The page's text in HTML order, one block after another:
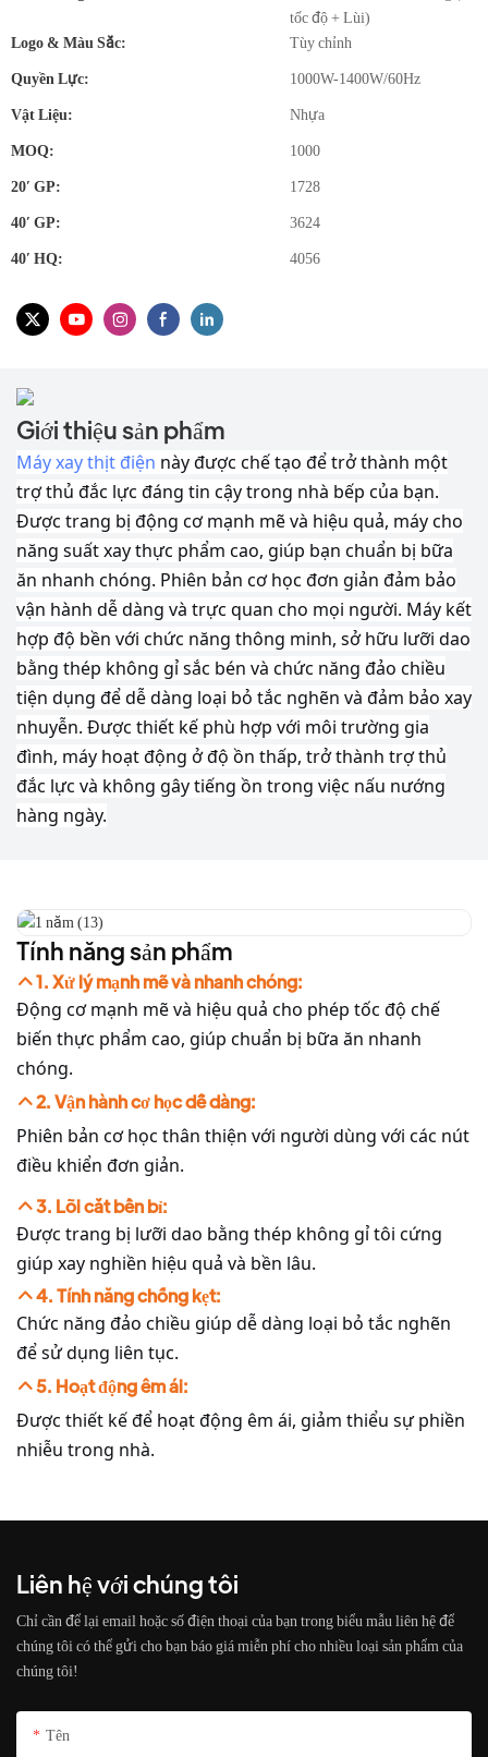
tốc độ + Lùi)
Logo & Màu Sắc:
Tùy chỉnh
Quyền Lực: 1000W-1400W/60Hz
Vật Liệu: Nhựa
MOQ: 1000
20′ GP: 1728
40′ GP: 3624
40′ HQ: 4056
Giới thiệu sản phẩm
Máy xay thịt điện này được chế tạo để trở thành một
trợ thủ đắc lực đáng tin cậy trong nhà bếp của bạn.
Được trang bị động cơ mạnh mẽ và hiệu quả, máy cho
năng suất xay thực phẩm cao, giúp bạn chuẩn bị bữa
ăn nhanh chóng. Phiên bản cơ học đơn giản đảm bảo
vận hành dễ dàng và trực quan cho mọi người. Máy kết
hợp độ bền với chức năng thông minh, sở hữu lưỡi dao
bằng thép không gỉ sắc bén và chức năng đảo chiều
tiện dụng để dễ dàng loại bỏ tắc nghẽn và đảm bảo xay
nhuyễn. Được thiết kế phù hợp với môi trường gia
đình, máy hoạt động ở độ ồn thấp, trở thành trợ thủ
đắc lực và không gây tiếng ồn trong việc nấu nướng
hàng ngày.
Tính năng sản phẩm
1. Xử lý mạnh mẽ và nhanh chóng:
Động cơ mạnh mẽ và hiệu quả cho phép tốc độ chế
biến thực phẩm cao, giúp chuẩn bị bữa ăn nhanh
chóng.
2. Vận hành cơ học dễ dàng:
Phiên bản cơ học thân thiện với người dùng với các nút
điều khiển đơn giản.
3. Lõi cắt bền bỉ:
Được trang bị lưỡi dao bằng thép không gỉ tôi cứng
giúp xay nghiền hiệu quả và bền lâu.
4. Tính năng chống kẹt:
Chức năng đảo chiều giúp dễ dàng loại bỏ tắc nghẽn
để sử dụng liên tục.
5. Hoạt động êm ái:
Được thiết kế để hoạt động êm ái, giảm thiểu sự phiền
nhiễu trong nhà.
Liên hệ với chúng tôi
Chỉ cần để lại email hoặc số điện thoại của bạn trong biểu mẫu liên hệ để
chúng tôi có thể gửi cho bạn báo giá miễn phí cho nhiều loại sản phẩm của
chúng tôi!
Tên